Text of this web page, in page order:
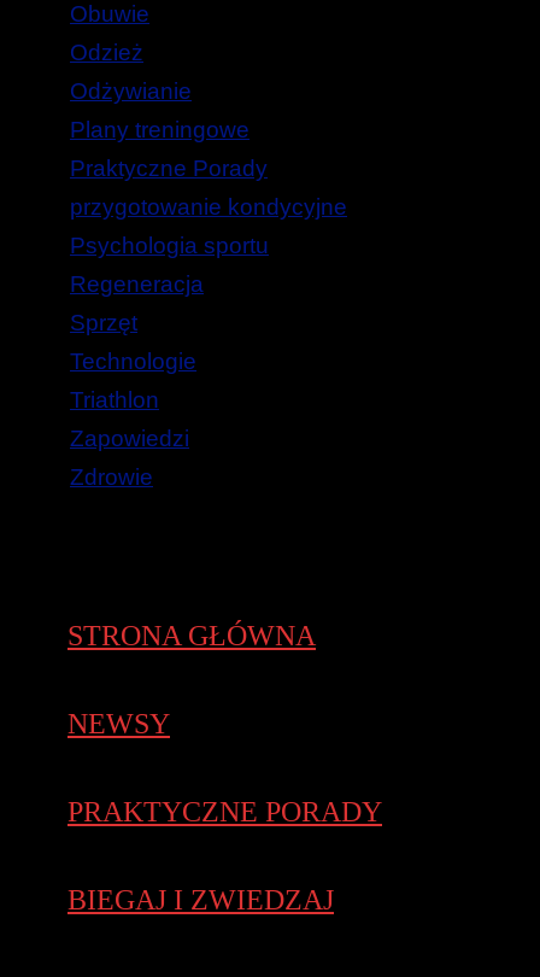
Obuwie
Odzież
Odżywianie
Plany treningowe
Praktyczne Porady
przygotowanie kondycyjne
Psychologia sportu
Regeneracja
Sprzęt
Technologie
Triathlon
Zapowiedzi
Zdrowie
STRONA GŁÓWNA
NEWSY
PRAKTYCZNE PORADY
BIEGAJ I ZWIEDZAJ